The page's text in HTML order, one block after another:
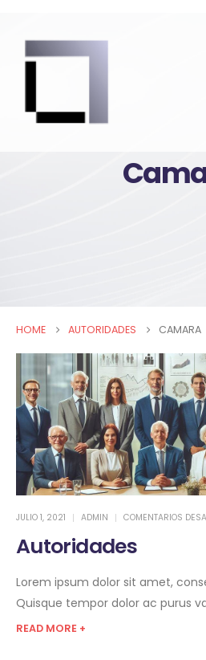
HOME AUTORIDADES CAMARA
JULIO 1, 2021 ADMIN COMENTARIOS
Autoridades
Lorem ipsum dolor sit amet,
Quisque tempor dolor ac purus
READ MORE +